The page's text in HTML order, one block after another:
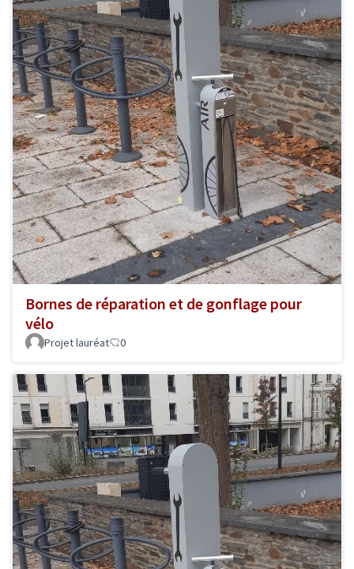
Bornes de réparation et de gonflage pour
vélo
Projet lauréat 0